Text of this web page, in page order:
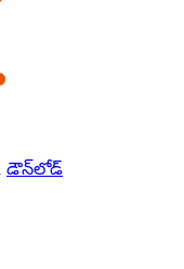
డౌన్‌లోడ్